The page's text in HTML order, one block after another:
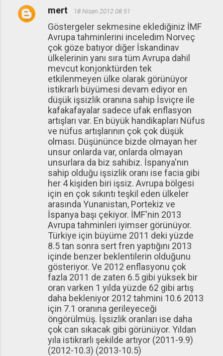
mert 18 Nisan 2012 08:51
Göstergeler sekmesine eklediğiniz İMF
Avrupa tahminlerini inceledim Norveç
çok göze batıyor diğer İskandinav
ülkelerinin yanı sıra tüm Avrupa dahil
mevcut konjonktürden tek
etkilenmeyen ülke olarak görünüyor
istikrarlı büyümesi devam ediyor en
düşük işsizlik oranına sahip İsviçre ile
kafakafayalar sadece ufak enflasyon
artışları var. En büyük handikapları Nüfus
ve nüfus artışlarının çok çok düşük
olması. Düşününce bizde olmayan her
unsur onlarda var, onlarda olmayan
unsurlara da biz sahibiz. İspanya'nın
sahip olduğu işsizlik oranı ise facia gibi
her 4 kişiden biri işsiz. Avrupa bölgesi
için en çok sıkıntı teşkil eden ülkeler
arasında Yunanistan, Portekiz ve
İspanya başı çekiyor. İMF'nin 2013
Avrupa tahminleri iyimser görünüyor.
Türkiye için büyüme 2011 deki yüzde
8.5 tan sonra sert fren yaptığını 2013
içinde benzer beklentilerin olduğunu
gösteriyor. Ve 2012 enflasyonu çok
fazla 2011 de zaten 6.5 gibi yüksek bir
oran varken 1 yılda yüzde 62 gibi artış
daha bekleniyor 2012 tahmini 10.6 2013
için 7.1 oranına gerileyeceği
öngörülmüş. İşsizlik oranları ise daha
çok can sıkacak gibi görünüyor. Yıldan
yıla istikrarlı şekilde artıyor (2011-9.9)
(2012-10.3) (2013-10.5)